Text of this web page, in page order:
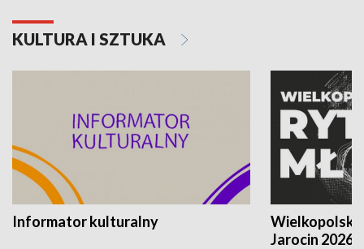
KULTURA I SZTUKA
Informator kulturalny
Jarocin 2026